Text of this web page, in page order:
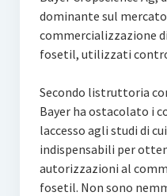
dominante sul
commercializzazione
fosetil, utilizzati
Secondo listruttoria
Bayer ha ostacolato i
laccesso agli studi di
indispensabili per
autorizzazioni al
fosetil. Non sono